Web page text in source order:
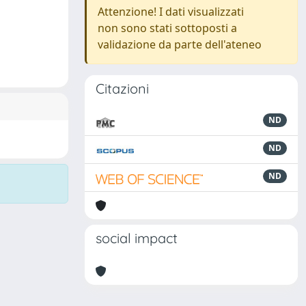
Attenzione! I dati visualizzati
non sono stati sottoposti a
validazione da parte dell'ateneo
Citazioni
ND
ND
ND
social impact